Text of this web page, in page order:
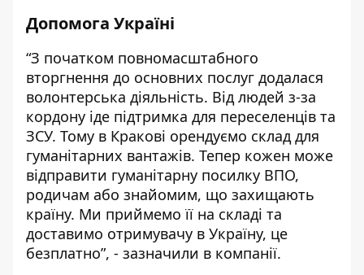
Допомога Україні
“З початком повномасштабного
вторгнення до основних послуг додалася
волонтерська діяльність. Від людей з-за
кордону іде підтримка для переселенців та
ЗСУ. Тому в Кракові орендуємо склад для
гуманітарних вантажів. Тепер кожен може
відправити гуманітарну посилку ВПО,
родичам або знайомим, що захищають
країну. Ми приймемо її на складі та
доставимо отримувачу в Україну, це
безплатно”, - зазначили в компанії.